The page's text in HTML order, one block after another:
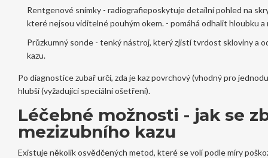
Rentgenové snímky - radiografieposkytuje detailní pohled na
které nejsou viditelné pouhým okem.- pomáhá odhalit hloubku a
Průzkumný sonde - tenký nástroj, který zjistí tvrdost skloviny a
kazu.
Po diagnostice zubař určí, zda je kaz povrchový (vhodný pro
hlubší (vyžadující speciální ošetření).
Léčebné možnosti - jak se
mezizubního kazu
Existuje několik osvědčených metod, které se volí podle míry